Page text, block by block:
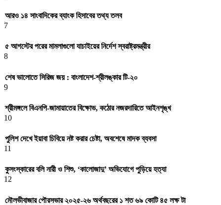
আরও ১৪ সাংবাদিকের ব্যাংক হিসাবের তথ্য তলব
7
৫ আগস্টের পরের মামলাগুলো যাচাইয়ের নির্দেশ স্বরাষ্ট্রমন্ত্রীর
8
শেষ ভালোতে সিরিজ জয় : বাংলাদেশ-শ্রীলঙ্কার টি-২০
9
শ্রীমঙ্গলে বিএনপি-জামায়াতের বিক্ষোভ, কঠোর নজরদারিতে আইনশৃঙ্খ
10
পুলিশ দেখে ইয়াবা চিবিয়ে নষ্ট করার চেষ্টা, অবশেষে মাদক ব্যবসা
11
কুসংস্কারের বলি নারী ও শিশু, ‘কালোজাদু’ অভিযোগে পুড়িয়ে হত্যা
12
মৌলভীবাজার পৌরসভার ২০২৫-২৬ অর্থবছরের ১ শত ৬৯ কোটি ৪৫ লক্ষ টা